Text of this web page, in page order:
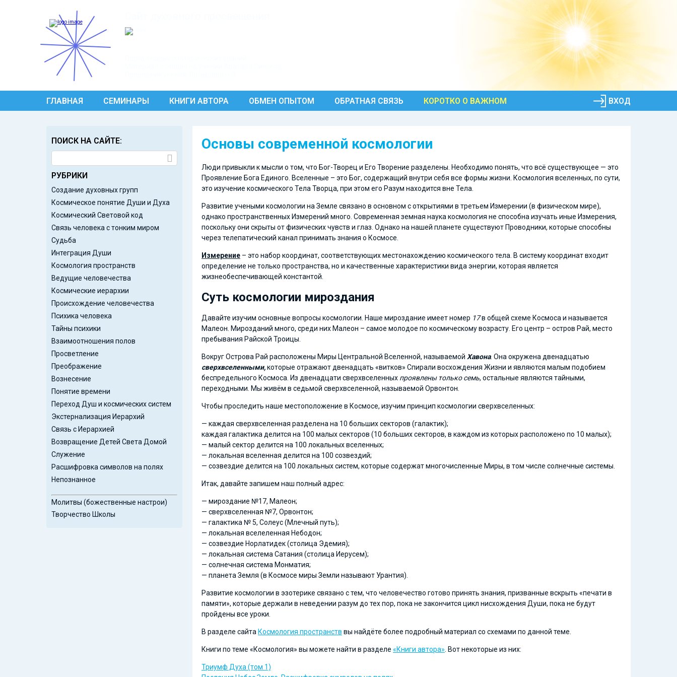
ГЛАВНАЯ СЕМИНАРЫ КНИГИ АВТОРА ОБМЕН ОПЫТОМ ОБРАТНАЯ СВЯЗЬ КОРОТКО О ВАЖНОМ ВХОД
ПОИСК НА САЙТЕ:
РУБРИКИ
Создание духовных групп
Космическое понятие Души и Духа
Космический Световой код
Связь человека с тонким миром
Судьба
Интеграция Души
Космология пространств
Ведущие человечества
Космические иерархии
Происхождение человечества
Психика человека
Тайны психики
Взаимоотношения полов
Просветление
Преображение
Вознесение
Понятие времени
Переход Душ и космических систем
Экстернализация Иерархий
Связь с Иерархией
Возвращение Детей Света Домой
Служение
Расшифровка символов на полях
Непознанное
Молитвы (божественные настрои)
Творчество Школы
Основы современной космологии
Люди привыкли к мысли о том, что Бог-Творец и Его Творение разделены. Необходимо понять, что всё существующее — это
Проявление Бога Единого. Вселенные – это Бог, содержащий внутри себя все формы жизни. Космология вселенных, по сути,
это изучение космического Тела Творца, при этом его Разум находится вне Тела.
Развитие учеными космологии на Земле связано в основном с открытиями в третьем Измерении (в физическом мире),
однако пространственных Измерений много. Современная земная наука космология не способна изучать иные Измерения,
поскольку они скрыты от физических чувств и глаз. Однако на нашей планете существуют Проводники, которые способны
через телепатический канал принимать знания о Космосе.
Измерение – это набор координат, соответствующих местонахождению космического тела. В систему координат входит
определение не только пространства, но и качественные характеристики вида энергии, которая является
жизнеобеспечивающей константой.
Суть космологии мироздания
Давайте изучим основные вопросы космологии. Наше мироздание имеет номер 17в общей схеме Космоса и называется
Малеон. Мирозданий много, среди них Малеон – самое молодое по космическому возрасту. Его центр – остров Рай, место
пребывания Райской Троицы.
Вокруг Острова Рай расположены Миры Центральной Вселенной, называемой Хавона. Она окружена двенадцатью
сверхвселенными,которые отражают двенадцать «витков» Спирали восхождения Жизни и являются малым подобием
беспредельного Космоса. Из двенадцати сверхвселенных проявлены только семь, остальные являются тайными,
переходными. Мы живём в седьмой сверхвселенной, называемой Орвонтон.
Чтобы проследить наше местоположение в Космосе, изучим принцип космологии сверхвселенных:
— каждая сверхвселенная разделена на 10 больших секторов (галактик);
каждая галактика делится на 100 малых секторов (10 больших секторов, в каждом из которых расположено по 10 малых);
— малый сектор делится на 100 локальных вселенных;
— локальная вселенная делится на 100 созвездий;
— созвездие делится на 100 локальных систем, которые содержат многочисленные Миры, в том числе солнечные системы.
Итак, давайте запишем наш полный адрес:
— мироздание №17, Малеон;
— сверхвселенная №7, Орвонтон;
— галактика № 5, Солеус (Млечный путь);
— локальная вселеленная Небодон;
— созвездие Норлатидек (столица Эдемия);
— локальная система Сатания (столица Иерусем);
— солнечная система Монматия;
— планета Земля (в Космосе миры Земли называют Урантия).
Развитие космологии в эзотерике связано с тем, что человечество готово принять знания, призванные вскрыть «печати в
памяти», которые держали в неведении разум до тех пор, пока не закончится цикл нисхождения Души, пока не будут
пройдены все уроки.
В разделе сайта Космология пространств вы найдёте более подробный материал со схемами по данной теме.
Книги по теме «Космология» вы можете найти в разделе «Книги автора» . Вот некоторые из них:
Триумф Духа (том 1)